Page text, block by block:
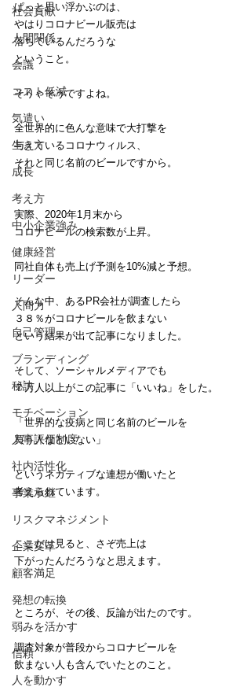
社会貢献
人間関係
会議
コスト低減
気遣い
生き方
成長
考え方
中小企業強み
健康経営
リーダー
人間力
自己管理
ブランディング
秘訣
モチベーション
人事評価制度
社内活性化
事業承継
リスクマネジメント
企業変革
顧客満足
発想の転換
弱みを活かす
信頼
人を動かす
ぱっと思い浮かぶのは、
やはりコロナビール販売は
落ちているんだろうな
ということ。
そりゃそうですよね。
全世界的に色んな意味で大打撃を
与えているコロナウィルス、
それと同じ名前のビールですから。
実際、2020年1月末から
コロナビールの検索数が上昇。
同社自体も売上げ予測を10%減と予想。
そんな中、あるPR会社が調査したら
３８％がコロナビールを飲まない
という結果が出て記事になりました。
そして、ソーシャルメディアでも
７万人以上がこの記事に「いいね」をした。
「世界的な疫病と同じ名前のビールを
買う人などいない」
というネガティブな連想が働いたと
考えられています。
ここだけ見ると、さぞ売上は
下がったんだろうなと思えます。
ところが、その後、反論が出たのです。
調査対象が普段からコロナビールを
飲まない人も含んでいたとのこと。